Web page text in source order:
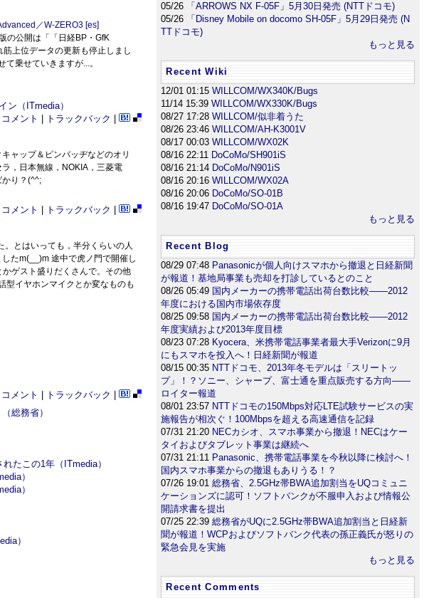
／W-ZERO3 [es]
の公開は「「日経BP・GfK
上位データの更新も停止しまし
乗せていきますが...。
ン（ITmedia）
コメント | トラックバック |
ャップ＆ピンバッヂなどのオリ
，日本無線，NOKIA，三菱電
り？(^^;
コメント
トラックバック
とはいっても，半分くらいの人
たm(__)m 途中で虎ノ門で開催し
ゲスト盛りだくさんで。その他
型イヤホンマイクとか変なものも
コメント トラックバック
|
（総務省）
たこの1年（ITmedia）
）
）
）
05/26
「ARROWS NX F-05F」5月30日発売 (NTTドコモ)
05/26
「Disney Mobile on docomo SH-05F」5月29日発売 (N
TTドコモ)
もっと見る
Recent Wiki
12/01 01:15WILLCOM/WX340K/Bugs
11/14 15:39WILLCOM/WX330K/Bugs
08/27 17:28WILLCOM/似非着うた
08/26 23:46WILLCOM/AH-K3001V
08/17 00:03WILLCOM/WX02K
08/16 22:11 DoCoMo/SH901iS
08/16 21:14 DoCoMo/N901iS
08/16 20:16WILLCOM/WX02A
08/16 20:06 DoCoMo/SO-01B
08/16 19:47 DoCoMo/SO-01A
もっと見る
Recent Blog
08/29 07:48 Panasonicが個人向けスマホから撤退と日経新聞
が報道！基地局事業も売却を打診しているとのこと
08/26 05:49 国内メーカーの携帯電話出荷台数比較――2012
年度における国内市場依存度
08/25 09:58 国内メーカーの携帯電話出荷台数比較――2012
年度実績および2013年度目標
08/23 07:28 Kyocera、米携帯電話事業者最大手Verizonに9月
にもスマホを投入へ！日経新聞が報道
08/15 00:35 NTTドコモ、2013年冬モデルは「スリートッ
プ」！？ソニー、シャープ、富士通を重点販売する方向――
ロイター報道
08/01 23:57 NTTドコモの150Mbps対応LTE試験サービスの実
施報告が相次ぐ！100Mbpsを超える高速通信を記録
07/31 21:20 NECカシオ、スマホ事業から撤退！NECはケー
タイおよびタブレット事業は継続へ
07/31 21:11 Panasonic、携帯電話事業を今秋以降に検討へ！
国内スマホ事業からの撤退もありうる！？
07/26 19:01総務省、2.5GHz帯BWA追加割当をUQコミュニ
ケーションズに認可！ソフトバンクが不服申入および情報公
開請求書を提出
07/25 22:39総務省がUQに2.5GHz帯BWA追加割当と日経新
聞が報道！WCPおよびソフトバンク代表の孫正義氏が怒りの
緊急会見を実施
もっと見る
Recent Comments